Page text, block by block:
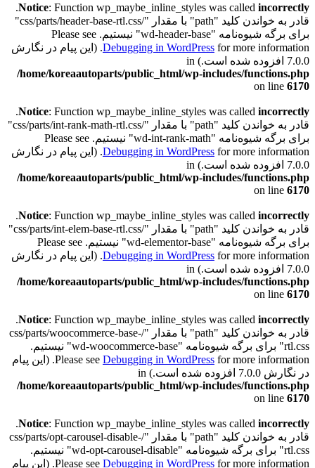
Notice: Function wp_maybe_inline_styles was called incorrectly
.
قادر به خواندن کلید "path" با مقدار "/css/parts/header-base-rtl.css"
برای برگه شیوه‌نامه "wd-header-base" نیستیم. Please see
Debugging in WordPressfor more information. (این پیام در نگارش
7.0.0 افزوده شده است.) in
/home/koreaautoparts/public_html/wp-includes/functions.php
on line 6170
Notice: Function wp_maybe_inline_styles was called incorrectly
.
قادر به خواندن کلید "path" با مقدار "/css/parts/int-rank-math-rtl.css"
برای برگه شیوه‌نامه "wd-int-rank-math" نیستیم. Please see
Debugging in WordPressfor more information. (این پیام در نگارش
7.0.0 افزوده شده است.) in
/home/koreaautoparts/public_html/wp-includes/functions.php
on line 6170
Notice: Function wp_maybe_inline_styles was called incorrectly
.
قادر به خواندن کلید "path" با مقدار "/css/parts/int-elem-base-rtl.css"
برای برگه شیوه‌نامه "wd-elementor-base" نیستیم. Please see
Debugging in WordPressfor more information. (این پیام در نگارش
7.0.0 افزوده شده است.) in
/home/koreaautoparts/public_html/wp-includes/functions.php
on line 6170
Notice: Function wp_maybe_inline_styles was called incorrectly
.
قادر به خواندن کلید "path" با مقدار "/css/parts/woocommerce-base-
rtl.css" برای برگه شیوه‌نامه "wd-woocommerce-base" نیستیم.
Please see Debugging in WordPress
for more information. (این پیام
در نگارش 7.0.0 افزوده شده است.) in
/home/koreaautoparts/public_html/wp-includes/functions.php
on line 6170
Notice: Function wp_maybe_inline_styles was called incorrectly
.
قادر به خواندن کلید "path" با مقدار "/css/parts/opt-carousel-disable-
rtl.css" برای برگه شیوه‌نامه "wd-opt-carousel-disable" نیستیم.
Please see Debugging in WordPress for more information. (این پیام